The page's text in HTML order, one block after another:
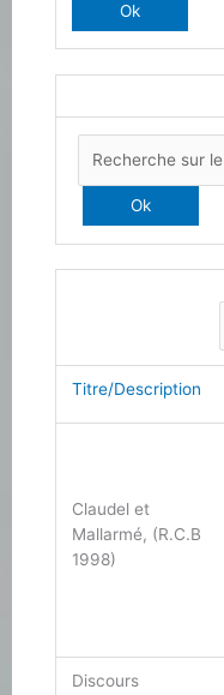
Titre/Description
Claudel et
Mallarmé, (R.C.B
1998)
Discours